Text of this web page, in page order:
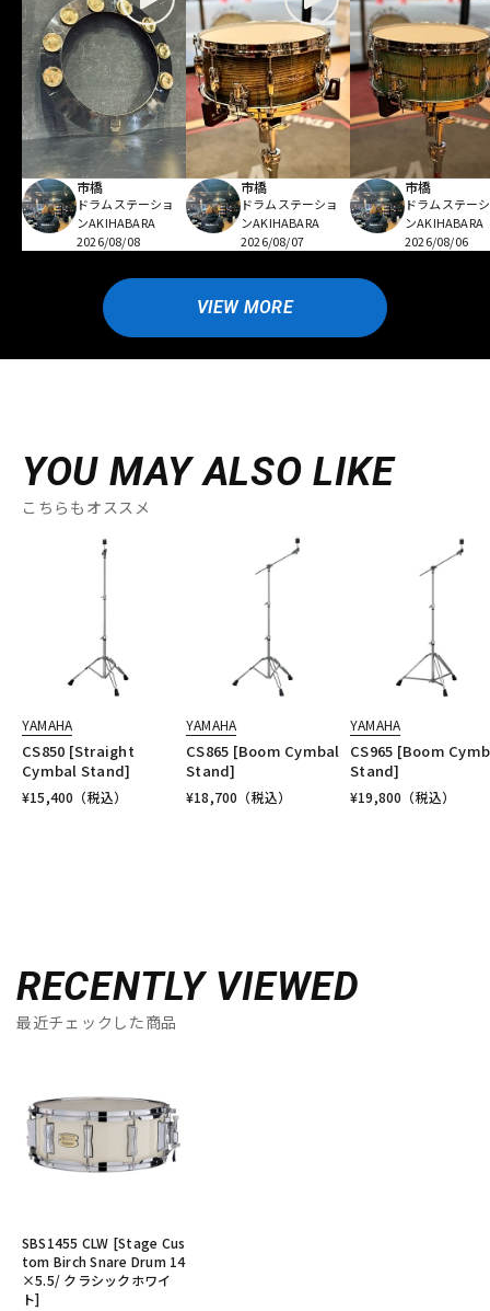
市橋
ドラムステーショ
ンAKIHABARA
2026/08/08
市橋
ドラムステーショ
ンAKIHABARA
2026/08/07
市橋
ドラムステー
ンAKIHABARA
2026/08/06
VIEW MORE
YOU MAY ALSO LIKE
こちらもオススメ
YAMAHA
CS850 [Straight
Cymbal Stand]
¥15,400 （税込）
YAMAHA
CS865 [Boom Cymbal
Stand]
¥18,700 （税込）
YAMAHA
CS965 [Boom
Stand]
¥19,800 （税込）
RECENTLY VIEWED
最近チェックした商品
SBS1455 CLW [Stage Cus
tom Birch Snare Drum 14
×5.5/ クラシックホワイ
ト]